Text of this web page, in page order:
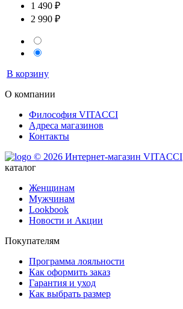
1 490 ₽
2 990 ₽
В корзину
О компании
Философия VITACCI
Адреса магазинов
Контакты
© 2026 Интернет-магазин VITACCI
каталог
Женщинам
Мужчинам
Lookbook
Новости и Акции
Покупателям
Программа лояльности
Как оформить заказ
Гарантия и уход
Как выбрать размер